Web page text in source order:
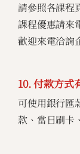
請參照各課程
課程優惠請來
歡迎來電洽詢
10. 付款方式
可使用銀行匯
款、當日刷卡